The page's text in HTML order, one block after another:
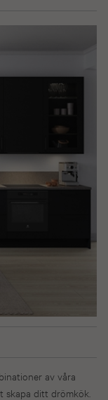
av våra
skapa ditt drömkök.